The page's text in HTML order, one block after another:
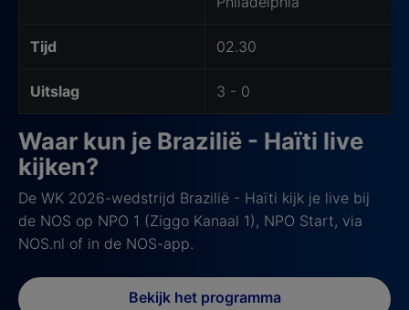
Tijd 02.30
Uitslag 3 - 0
Waar kun je Brazilië - Haïti live
kijken?
De WK 2026-wedstrijd Brazilië - Haïti kijk je live bij
de NOS op NPO 1 (Ziggo Kanaal 1), NPO Start, via
NOS.nl of in de NOS-app.
Bekijk het programma